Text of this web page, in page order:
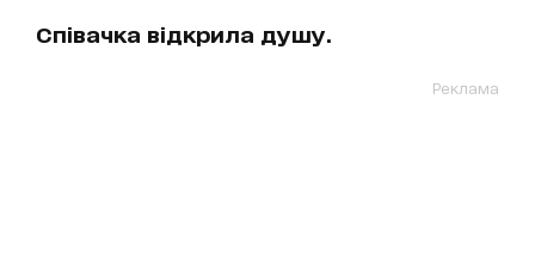
Співачка відкрила душу.
Реклама